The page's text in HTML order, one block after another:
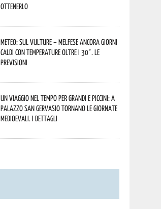
ottenerlo
Meteo: sul Vulture – melfese ancora giorni
caldi con temperature oltre i 30°. Le
previsioni
Un viaggio nel tempo per grandi e piccini: a
Palazzo San Gervasio tornano le Giornate
Medioevali. I dettagli